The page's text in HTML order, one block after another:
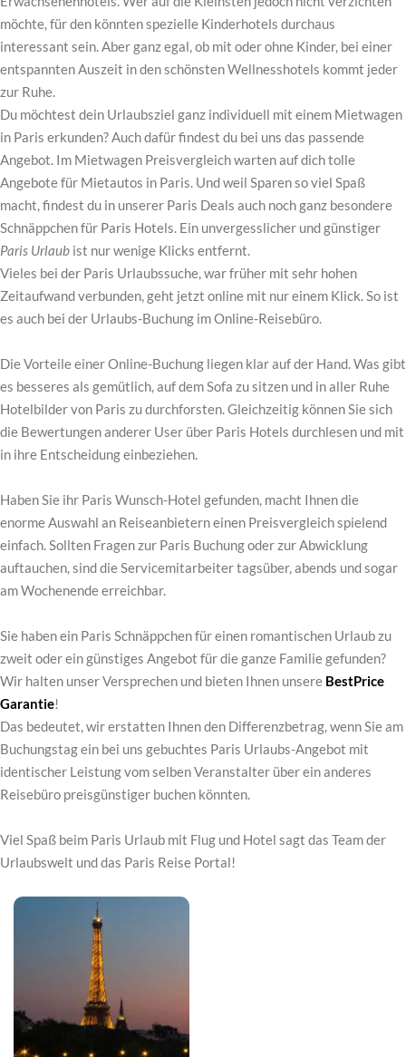
möchte, für den könnten spezielle Kinderhotels durchaus
interessant sein. Aber ganz egal, ob mit oder ohne Kinder, bei einer
entspannten Auszeit in den schönsten Wellnesshotels kommt jeder
zur Ruhe.
Du möchtest dein Urlaubsziel ganz individuell mit einem Mietwagen
in Paris erkunden? Auch dafür findest du bei uns das passende
Angebot. Im Mietwagen Preisvergleich warten auf dich tolle
Angebote für Mietautos in Paris. Und weil Sparen so viel Spaß
macht, findest du in unserer Paris Deals auch noch ganz besondere
Schnäppchen für Paris Hotels. Ein unvergesslicher und günstiger
Paris Urlaub ist nur wenige Klicks entfernt.
Vieles bei der Paris Urlaubssuche, war früher mit sehr hohen
Zeitaufwand verbunden, geht jetzt online mit nur einem Klick. So ist
es auch bei der Urlaubs-Buchung im Online-Reisebüro.
Die Vorteile einer Online-Buchung liegen klar auf der Hand. Was gibt
es besseres als gemütlich, auf dem Sofa zu sitzen und in aller Ruhe
Hotelbilder von Paris zu durchforsten. Gleichzeitig können Sie sich
die Bewertungen anderer User über Paris Hotels durchlesen und mit
in ihre Entscheidung einbeziehen.
Haben Sie ihr Paris Wunsch-Hotel gefunden, macht Ihnen die
enorme Auswahl an Reiseanbietern einen Preisvergleich spielend
einfach. Sollten Fragen zur Paris Buchung oder zur Abwicklung
auftauchen, sind die Servicemitarbeiter tagsüber, abends und sogar
am Wochenende erreichbar.
Sie haben ein Paris Schnäppchen für einen romantischen Urlaub zu
zweit oder ein günstiges Angebot für die ganze Familie gefunden?
Wir halten unser Versprechen und bieten Ihnen unsere BestPrice
Garantie!
Das bedeutet, wir erstatten Ihnen den Differenzbetrag, wenn Sie am
Buchungstag ein bei uns gebuchtes Paris Urlaubs-Angebot mit
identischer Leistung vom selben Veranstalter über ein anderes
Reisebüro preisgünstiger buchen könnten.
Viel Spaß beim Paris Urlaub mit Flug und Hotel sagt das Team der
Urlaubswelt und das Paris Reise Portal!